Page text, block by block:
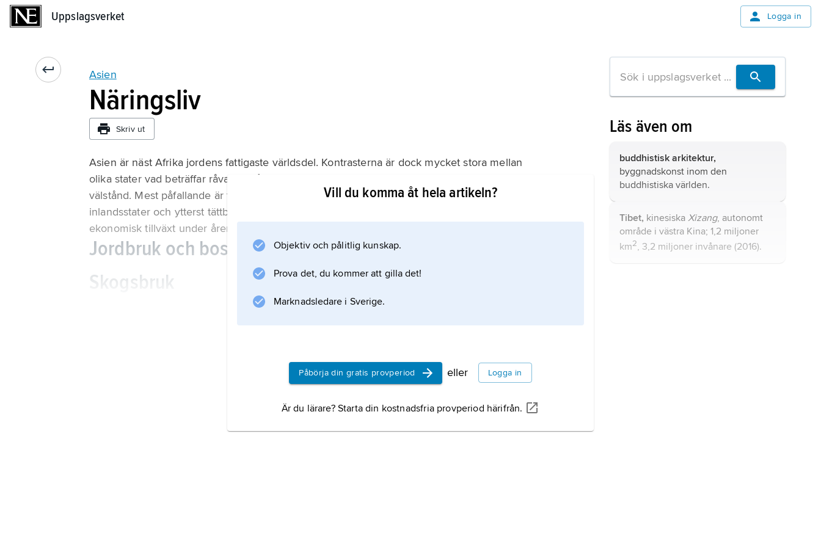
Uppslagsverket Logga in
Asien
Näringsliv
Skriv ut
Asien är näst Afrika jordens fattigaste världsdel. Kontrasterna är dock mycket stora mellan
olika stater vad beträffar råvarutillgångar, näringslivets bredd, ekonomisk tillväxttakt och
välstånd. Mest påfallande är fattigdomen i krigshärjade stater, små jordbrukspräglade
inlandsstater och ytterst tättbefolkade jordbruksområden. De flesta staterna hade en
ekonomisk tillväxt under åren 1985–95. Ett tydligt
Jordbruk och boskapsskötsel
Skogsbruk
Vill du komma åt hela artikeln?
Objektiv och pålitlig kunskap.
Prova det, du kommer att gilla det!
Marknadsledare i Sverige.
Påbörja din gratis provperiod eller Logga in
Är du lärare? Starta din kostnadsfria provperiod härifrån.
Läs även om
buddhistisk arkitektur,
byggnadskonst inom den
buddhistiska världen.
Tibet, kinesiska Xizang, autonomt
område i västra Kina; 1,2 miljoner
km2, 3,2 miljoner invånare (2016).